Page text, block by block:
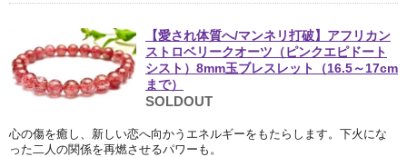
【愛され体質へ/マンネリ打破】アフリカン
ストロベリークオーツ（ピンクエピドート
シスト）8mm玉ブレスレット（16.5～17cm
まで）
SOLDOUT
心の傷を癒し、新しい恋へ向かうエネルギーをもたらします。下火にな
った二人の関係を再燃させるパワーも。